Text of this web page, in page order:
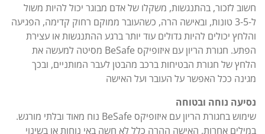
חשוב לזכור, בהתנגשות, משקלו של אדם מבוגר יכול להיות משול
ל-3-5 טונות, ובאישה הרה, כשהעובר ממוקם רחוק קדימה, הפגיעה
והלחץ יכולים להיות גדולים עוד יותר ברגע ההתנגשות או עצירת
הפתע. חגורת הריון עם איזופיקס BeSafe מסיטה למעשה את
הלחץ של חגורת הבטיחות ברכב מהבטן לעבר המותניים, ובכך
מגינה ככל האפשר על העובר ועל האישה
נסיעה נוחה ובטוחה
שימוש בחגורת הריון עם איזופיקס BeSafe נוח מאוד ובלתי מורגש.
במילים אחרות, האישה ההרה כלל לא חשה באי נוחות או בשינוי